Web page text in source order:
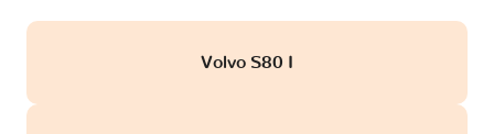
Volvo S80 I